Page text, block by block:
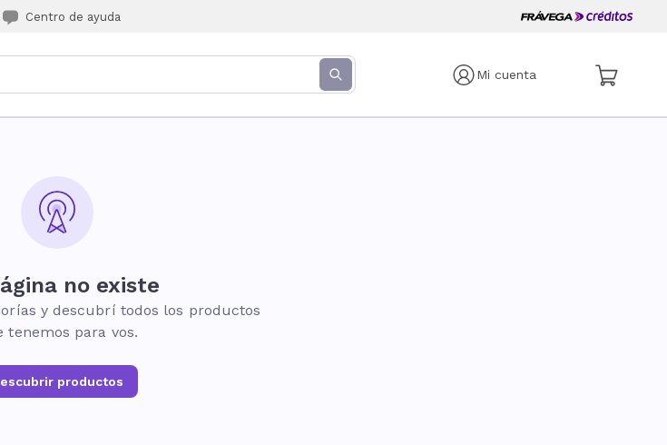
Centro de ayuda
Mi cuenta
no existe
y descubrí todos los productos
tenemos para vos.
productos